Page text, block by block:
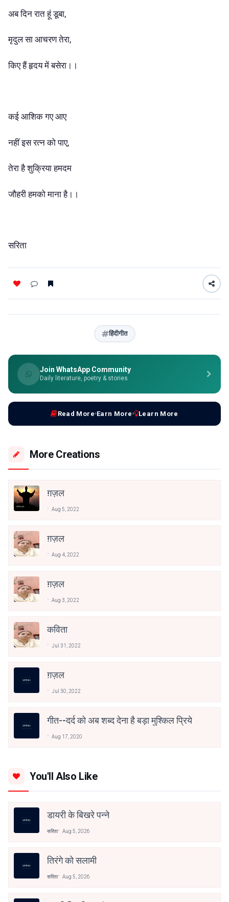
अब दिन रात हूं डूबा,
मृदुल सा आचरण तेरा,
किए हैं हृदय में बसेरा।।
कई आशिक गए आए
नहीं इस रत्न को पाए,
तेरा है शुक्रिया हमदम
जौहरी हमको माना है।।
सरिता
हिंदीगीत
Join WhatsApp Community
Daily literature, poetry & stories
Read More Earn More Learn More
More Creations
ग़ज़ल
Aug 5, 2022
ग़ज़ल
Aug 4, 2022
ग़ज़ल
Aug 3, 2022
कविता
Jul 31, 2022
ग़ज़ल
Jul 30, 2022
गीत--दर्द को अब शब्द देना है बड़ा मुश्किल प्रिये
Aug 17, 2020
You'll Also Like
डायरी के बिखरे पन्ने
सरिता Aug 5, 2026
तिरंगे को सलामी
सरिता Aug 5, 2026